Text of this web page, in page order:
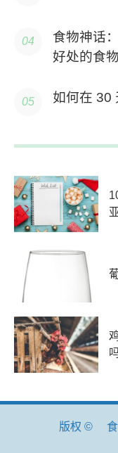
食物神话
好处的食物
如何在 30
版权 ©